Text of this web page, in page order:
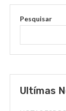
Pesquisar
Ultímas